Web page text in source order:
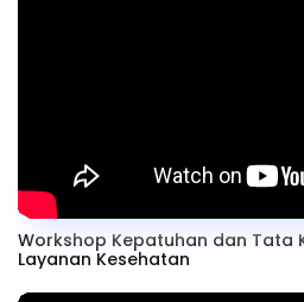
Workshop Kepatuhan dan Tata
Layanan Kesehatan